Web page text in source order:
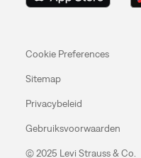
Cookie Preferences
Sitemap
Privacybeleid
Gebruiksvoorwaarden
© 2025 Levi Strauss & Co.